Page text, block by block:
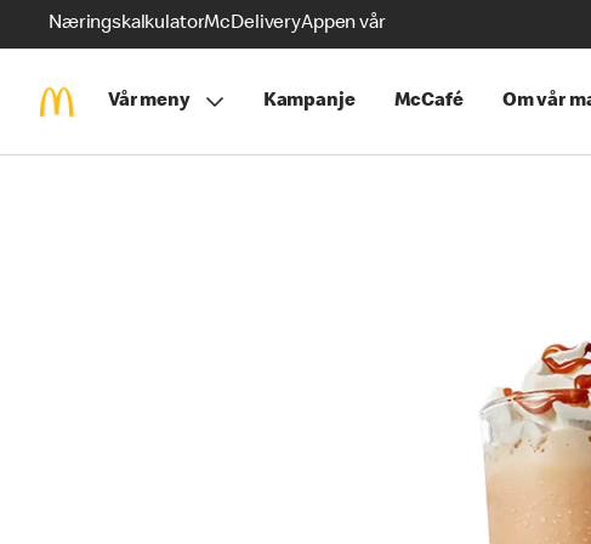
NæringskalkulatorMcDeliveryAppen vår
Vår meny Kampanje McCafé Om vår